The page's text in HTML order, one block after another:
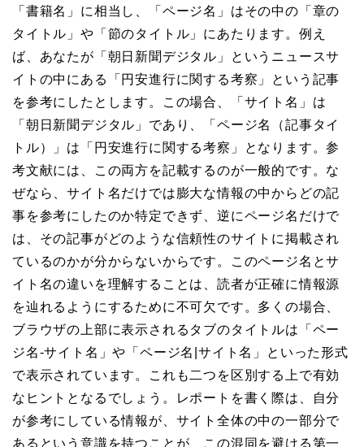
「書籍名」に相当し、「ページ名」はその中の「章の
タイトル」や「節のタイトル」にあたります。例え
ば、あなたが「朝日新聞デジタル」というニュースサ
イトの中にある「円安進行に関する考察」という記事
を参考にしたとします。この場合、「サイト名」は
「朝日新聞デジタル」であり、「ページ名（記事タイ
トル）」は「円安進行に関する考察」となります。参
考文献には、この両方を記載するのが一般的です。な
ぜなら、サイト名だけでは膨大な情報の中からどの記
事を参考にしたのか特定できず、逆にページ名だけで
は、その記事がどのような信頼性のサイトに掲載され
ているのかが分からないからです。このページ名とサ
イト名の違いを理解することは、読者が正確に情報源
を辿れるようにするために不可欠です。多くの場合、
ブラウザの上部に表示されるタブのタイトルは「ペー
ジ名-サイト名」や「ページ名|サイト名」といった形式
で表示されています。これも二つを区別する上で有効
なヒントとなるでしょう。レポートを書く際は、自分
が参考にしている情報が、サイト全体の中の一部分で
あるという意識を持つことが、この混同を避ける第一